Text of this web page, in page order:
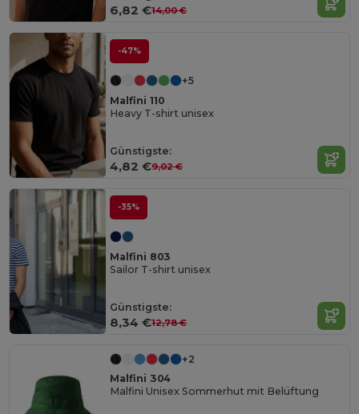
6,82 €14,00 €
-47%
+5
Malfini 110
Heavy T-shirt unisex
Günstigste:
4,82 €9,02 €
-35%
Malfini 803
Sailor T-shirt unisex
Günstigste:
8,34 €12,78 €
+2
Malfini 304
Malfini Unisex Sommerhut mit Belüftung